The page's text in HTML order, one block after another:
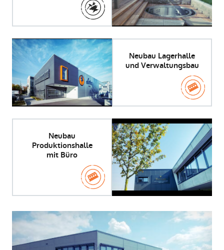
Neubau Lagerhalle
und Verwaltungsbau
Neubau
Produktionshalle
mit Büro